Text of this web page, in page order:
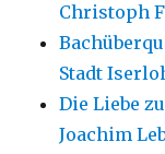
Christoph
Stadt
Die Liebe
Joachim